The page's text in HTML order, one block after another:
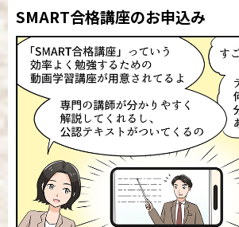
SMART合格講座のお申込み